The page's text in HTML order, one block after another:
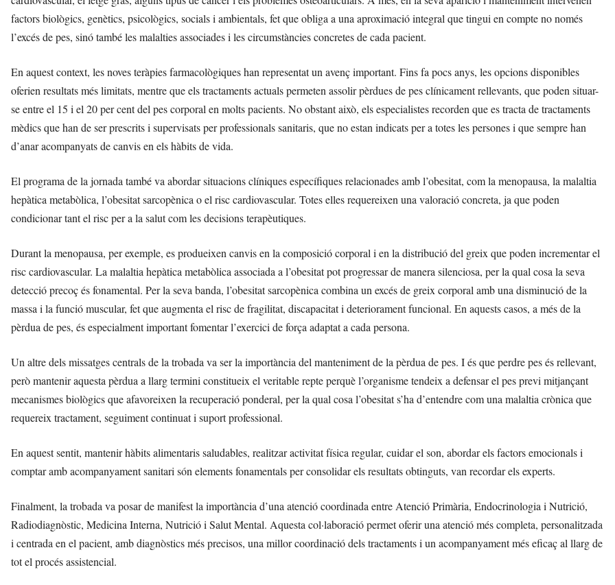
factors biològics, genètics, psicològics, socials i ambientals, fet que obliga a una aproximació integral que tingui en compte no només
l’excés de pes, sinó també les malalties associades i les circumstàncies concretes de cada pacient.
En aquest context, les noves teràpies farmacològiques han representat un avenç important. Fins fa pocs anys, les opcions disponibles
oferien resultats més limitats, mentre que els tractaments actuals permeten assolir pèrdues de pes clínicament rellevants, que poden situar-
se entre el 15 i el 20 per cent del pes corporal en molts pacients. No obstant això, els especialistes recorden que es tracta de tractaments
mèdics que han de ser prescrits i supervisats per professionals sanitaris, que no estan indicats per a totes les persones i que sempre han
d’anar acompanyats de canvis en els hàbits de vida.
El programa de la jornada també va abordar situacions clíniques específiques relacionades amb l’obesitat, com la menopausa, la malaltia
hepàtica metabòlica, l’obesitat sarcopènica o el risc cardiovascular. Totes elles requereixen una valoració concreta, ja que poden
condicionar tant el risc per a la salut com les decisions terapèutiques.
Durant la menopausa, per exemple, es produeixen canvis en la composició corporal i en la distribució del greix que poden incrementar el
risc cardiovascular. La malaltia hepàtica metabòlica associada a l’obesitat pot progressar de manera silenciosa, per la qual cosa la seva
detecció precoç és fonamental. Per la seva banda, l’obesitat sarcopènica combina un excés de greix corporal amb una disminució de la
massa i la funció muscular, fet que augmenta el risc de fragilitat, discapacitat i deteriorament funcional. En aquests casos, a més de la
pèrdua de pes, és especialment important fomentar l’exercici de força adaptat a cada persona.
Un altre dels missatges centrals de la trobada va ser la importància del manteniment de la pèrdua de pes. I és que perdre pes és rellevant,
però mantenir aquesta pèrdua a llarg termini constitueix el veritable repte perquè l’organisme tendeix a defensar el pes previ mitjançant
mecanismes biològics que afavoreixen la recuperació ponderal, per la qual cosa l’obesitat s’ha d’entendre com una malaltia crònica que
requereix tractament, seguiment continuat i suport professional.
En aquest sentit, mantenir hàbits alimentaris saludables, realitzar activitat física regular, cuidar el son, abordar els factors emocionals i
comptar amb acompanyament sanitari són elements fonamentals per consolidar els resultats obtinguts, van recordar els experts.
Finalment, la trobada va posar de manifest la importància d’una atenció coordinada entre Atenció Primària, Endocrinologia i Nutrició,
Radiodiagnòstic, Medicina Interna, Nutrició i Salut Mental. Aquesta col·laboració permet oferir una atenció més completa, personalitzada
i centrada en el pacient, amb diagnòstics més precisos, una millor coordinació dels tractaments i un acompanyament més eficaç al llarg de
tot el procés assistencial.